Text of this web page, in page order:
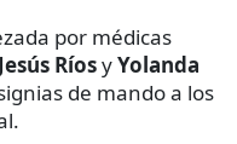
por médicas
RíosyYolanda
de mando a los